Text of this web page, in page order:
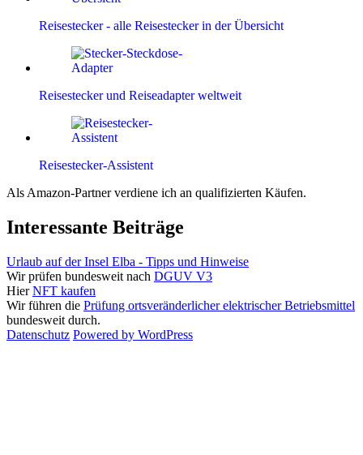
Reisestecker - alle Reisestecker in der Übersicht
Reisestecker und Reiseadapter weltweit
Reisestecker-Assistent
Als Amazon-Partner verdiene ich an qualifizierten Käufen.
Interessante Beiträge
Urlaub auf der Insel Elba - Tipps und Hinweise
Wir prüfen bundesweit nach DGUV V3
HierNFT kaufen
Wir führen die Prüfung ortsveränderlicher elektrischer Betriebsmittel
bundesweit durch.
Datenschutz Powered by WordPress